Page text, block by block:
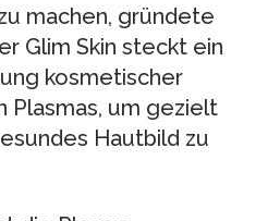
machen, gründete
Glim Skin steckt ein
kosmetischer
Plasmas, um gezielt
Hautbild zu